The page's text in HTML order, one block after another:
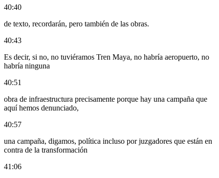
40:40
de texto, recordarán, pero también de las obras.
40:43
Es decir, si no, no tuviéramos Tren Maya, no habría aeropuerto, no
habría ninguna
40:51
obra de infraestructura precisamente porque hay una campaña que
aquí hemos denunciado,
40:57
una campaña, digamos, política incluso por juzgadores que están en
contra de la transformación
41:06